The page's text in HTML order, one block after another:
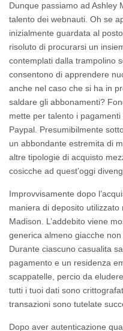
Dunque passiamo ad Ashley
talento dei webnauti. Oh se
inizialmente guardata al
risoluto di procurarsi un
contemplati dalla trampolino
consentono di apprendere
anche nel caso che si ha in
saldare gli abbonamenti?
mette per talento i
Paypal. Presumibilmente
un abbondante estremita di
altre tipologie di acquisto
cosicche ad quest’oggi
Improvvisamente dopo
maniera di deposito
Madison. L’addebito viene
generica almeno giacche
Durante ciascuno casualita
pagamento e un residenza
scappatelle, percio da
tutti i tuoi dati sono
transazioni sono tutelate
Dopo aver autenticazione